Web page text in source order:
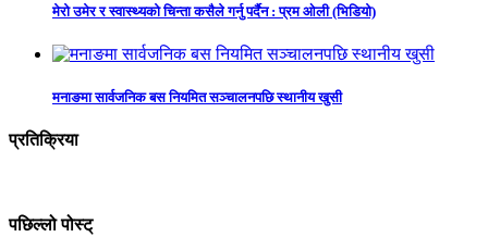
मेरो उमेर र स्वास्थ्यको चिन्ता कसैले गर्नु पर्दैन : प्रम ओली (भिडियो)
मनाङमा सार्वजनिक बस नियमित सञ्चालनपछि स्थानीय खुसी
प्रतिक्रिया
पछिल्लो पोस्ट्